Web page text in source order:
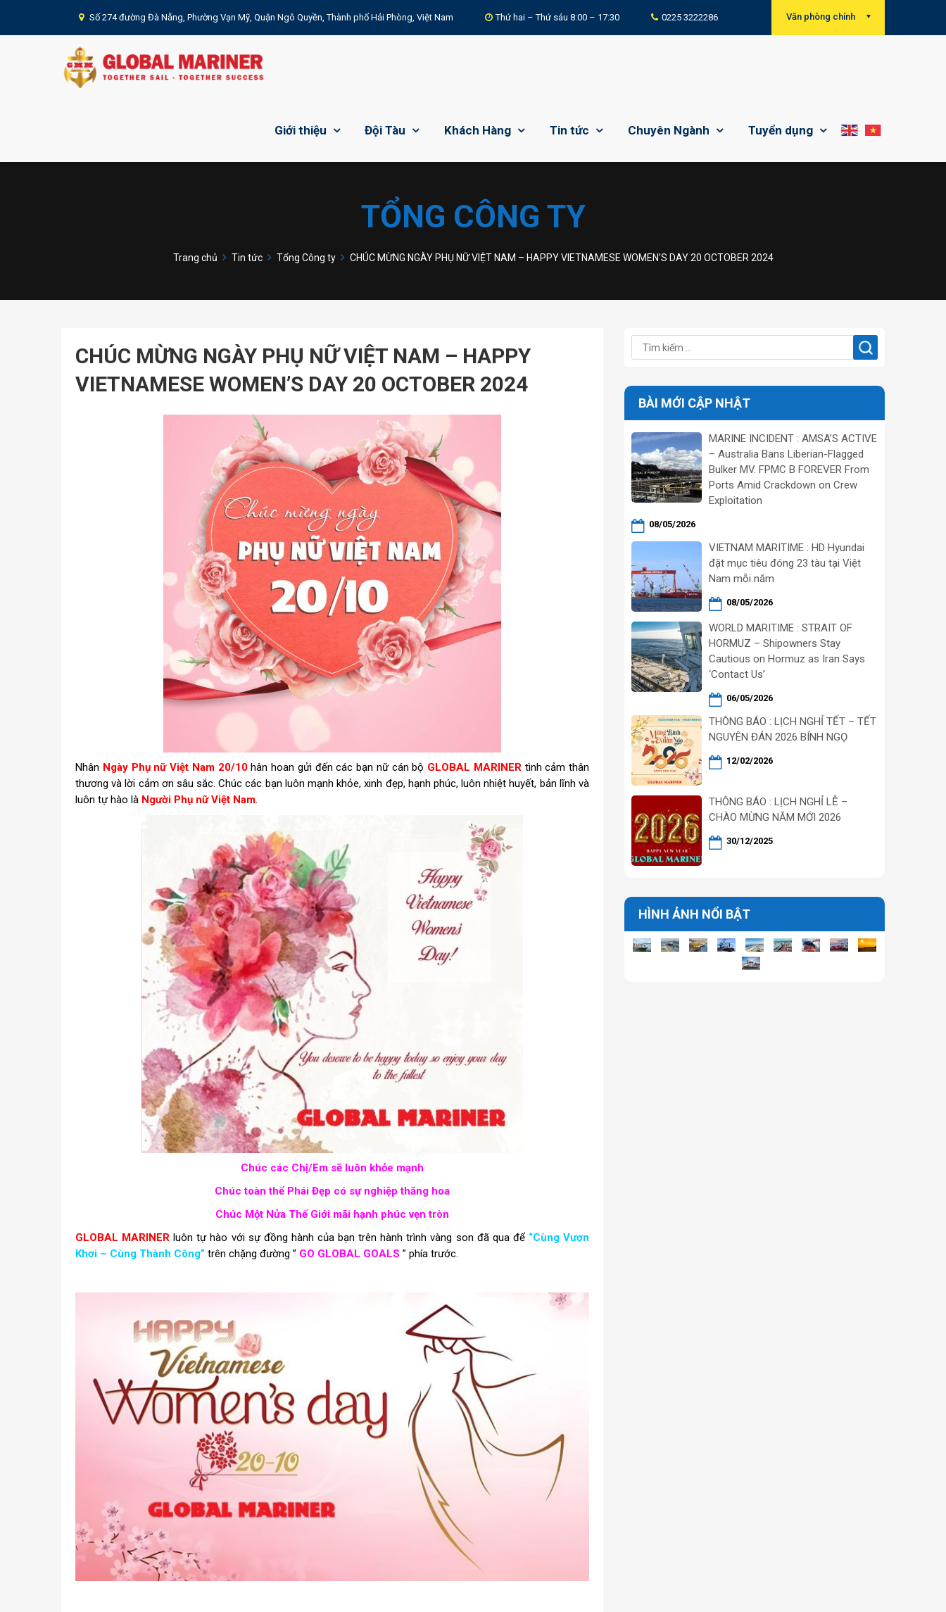
Văn phòng chính
Số 274 đường Đà Nẵng, Phường Vạn Mỹ, Quận Ngô Quyền, Thành phố Hải Phòng, Việt Nam Thứ hai – Thứ sáu 8:00 – 17:30 0225 3222286
Giới thiệu Đội Tàu Khách Hàng Tin tức Chuyên Ngành Tuyển dụng
TỔNG CÔNG TY
Trang chủ Tin tức Tổng Công ty CHÚC MỪNG NGÀY PHỤ NỮ VIỆT NAM – HAPPY VIETNAMESE WOMEN’S DAY 20 OCTOBER 2024
CHÚC MỪNG NGÀY PHỤ NỮ VIỆT NAM – HAPPY
VIETNAMESE WOMEN’S DAY 20 OCTOBER 2024
Nhân Ngày Phụ nữ Việt Nam 20/10hân hoan gửi đến các bạn nữ cán bộ GLOBAL MARINERtình cảm thân
thương và lời cảm ơn sâu sắc. Chúc các bạn luôn mạnh khỏe, xinh đẹp, hạnh phúc, luôn nhiệt huyết, bản lĩnh và
luôn tự hào là Người Phụ nữ Việt Nam.
Chúc các Chị/Em sẽ luôn khỏe mạnh
Chúc toàn thể Phái Đẹp có sự nghiệp thăng hoa
Chúc Một Nửa Thế Giới mãi hạnh phúc vẹn tròn
GLOBAL MARINER luôn tự hào với sự đồng hành của bạn trên hành trình vàng son đã qua để “Cùng Vươn
Khơi – Cùng Thành Công” trên chặng đường ” GO GLOBAL GOALS ” phía trước.
BÀI MỚI CẬP NHẬT
MARINE INCIDENT : AMSA’S ACTIVE
– Australia Bans Liberian-Flagged
Bulker MV. FPMC B FOREVER From
Ports Amid Crackdown on Crew
Exploitation
08/05/2026
VIETNAM MARITIME : HD Hyundai
đặt mục tiêu đóng 23 tàu tại Việt
Nam mỗi năm
08/05/2026
WORLD MARITIME : STRAIT OF
HORMUZ – Shipowners Stay
Cautious on Hormuz as Iran Says
‘Contact Us’
06/05/2026
THÔNG BÁO : LỊCH NGHỈ TẾT – TẾT
NGUYÊN ĐÁN 2026 BÍNH NGỌ
12/02/2026
THÔNG BÁO : LỊCH NGHỈ LỄ –
CHÀO MỪNG NĂM MỚI 2026
30/12/2025
HÌNH ẢNH NỔI BẬT